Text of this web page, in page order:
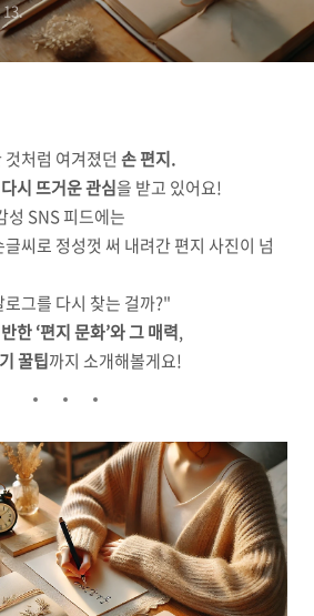
13.
것처럼 여겨졌던 손 편지.
다시 뜨거운 관심을 받고 있어요!
성 SNS 피드에는
씨로 정성껏 써 내려간 편지 사진이 넘
그를 다시 찾는 걸까?"
한 ‘편지 문화’와 그 매력,
꿀팁까지 소개해볼게요!